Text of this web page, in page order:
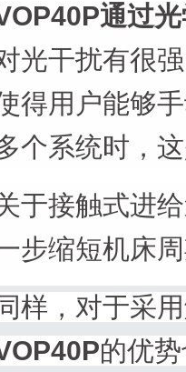
通过
光干扰有很
得用户能够
个系统时，
于接触式进
步缩短机床
样，对于采
的优